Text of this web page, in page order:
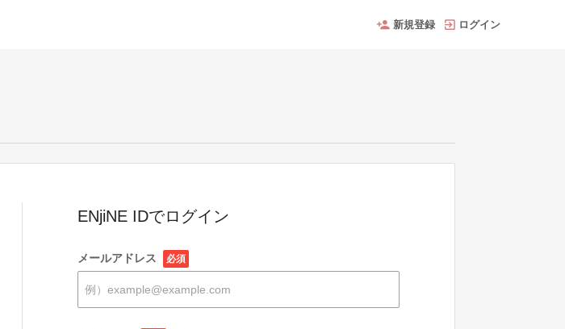
新規登録 ログイン
ENjiNE IDでログイン
メールアドレス 必須